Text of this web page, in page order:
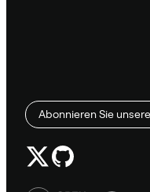
Abonnieren Sie